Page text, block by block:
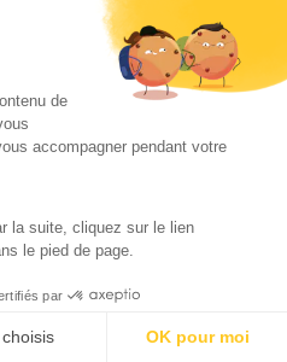
de
accompagner pendant votre
la suite, cliquez sur le lien
le pied de page.
par
OK pour moi